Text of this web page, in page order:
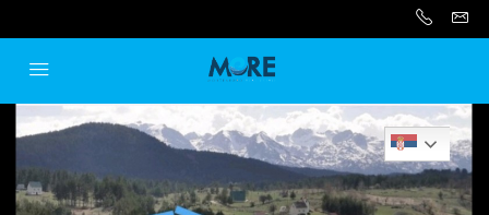
Serbian